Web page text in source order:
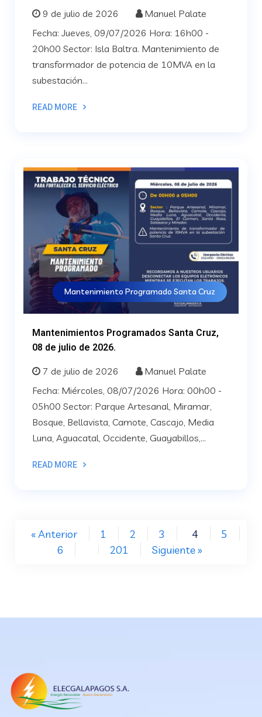
9 de julio de 2026
Manuel Palate
Fecha: Jueves, 09/07/2026 Hora: 16h00 -
20h00 Sector: Isla Baltra. Mantenimiento de
transformador de potencia de 10MVA en la
subestación...
READ MORE
Mantenimiento Programado Santa Cruz
Mantenimientos Programados Santa Cruz,
08 de julio de 2026.
7 de julio de 2026
Manuel Palate
Fecha: Miércoles, 08/07/2026 Hora: 00h00 -
05h00 Sector: Parque Artesanal, Miramar,
Bosque, Bellavista, Camote, Cascajo, Media
Luna, Aguacatal, Occidente, Guayabillos,...
READ MORE
« Anterior 1 2 3 4
5
6
201 Siguiente »